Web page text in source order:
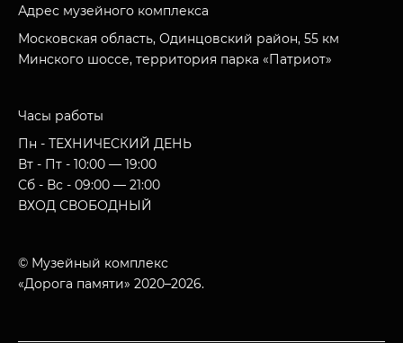
Адрес музейного комплекса
Московская область, Одинцовский район, 55 км
Минского шоссе, территория парка «Патриот»
Часы работы
Пн - ТЕХНИЧЕСКИЙ ДЕНЬ
Вт - Пт - 10:00 — 19:00
Сб - Вс - 09:00 — 21:00
ВХОД СВОБОДНЫЙ
© Музейный комплекс
«Дорога памяти» 2020–2026.